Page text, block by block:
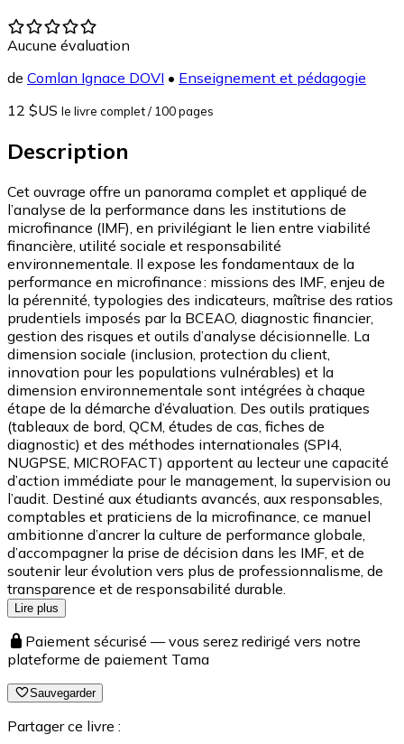
Aucune évaluation
de Comlan Ignace DOVI • Enseignement et pédagogie
12 $US le livre complet/ 100 pages
Description
Cet ouvrage offre un panorama complet et appliqué de
l’analyse de la performance dans les institutions de
microfinance (IMF), en privilégiant le lien entre viabilité
financière, utilité sociale et responsabilité
environnementale. Il expose les fondamentaux de la
performance en microfinance : missions des IMF, enjeu de
la pérennité, typologies des indicateurs, maîtrise des ratios
prudentiels imposés par la BCEAO, diagnostic financier,
gestion des risques et outils d’analyse décisionnelle. La
dimension sociale (inclusion, protection du client,
innovation pour les populations vulnérables) et la
dimension environnementale sont intégrées à chaque
étape de la démarche d’évaluation. Des outils pratiques
(tableaux de bord, QCM, études de cas, fiches de
diagnostic) et des méthodes internationales (SPI4,
NUGPSE, MICROFACT) apportent au lecteur une capacité
d’action immédiate pour le management, la supervision ou
l’audit. Destiné aux étudiants avancés, aux responsables,
comptables et praticiens de la microfinance, ce manuel
ambitionne d’ancrer la culture de performance globale,
d’accompagner la prise de décision dans les IMF, et de
soutenir leur évolution vers plus de professionnalisme, de
transparence et de responsabilité durable.
Lire plus
Paiement sécurisé — vous serez redirigé vers notre
plateforme de paiement Tama
Sauvegarder
Partager ce livre :